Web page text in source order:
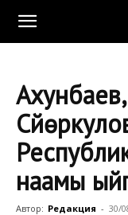
наамы
Автор: Редакция - 30/